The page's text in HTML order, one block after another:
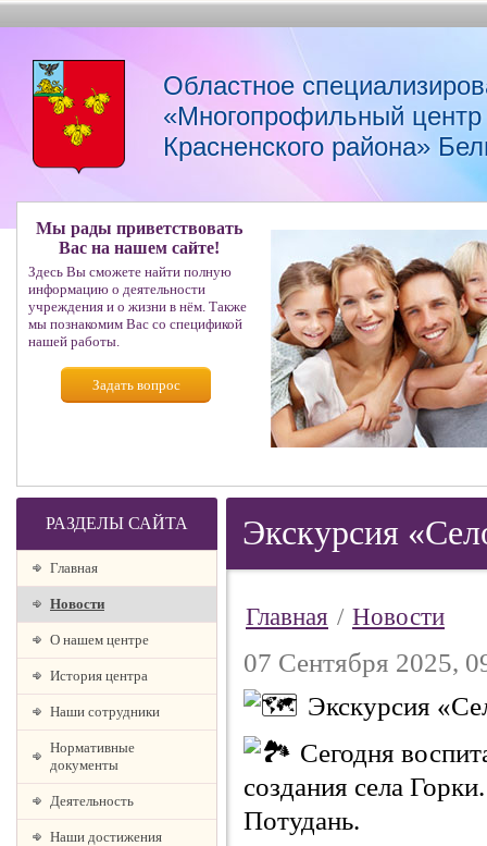
Областное
«Многопрофильный
Красненского района»
Мы рады приветствовать
Вас на нашем сайте!
Здесь Вы сможете найти полную
информацию о деятельности
учреждения и о жизни в нём. Также
мы познакомим Вас со спецификой
нашей работы.
Задать вопрос
РАЗДЕЛЫ САЙТА
Главная
Новости
О нашем центре
История центра
Наши сотрудники
Нормативные
документы
Деятельность
Наши достижения
Экскурсия
Главная / Новости
07 Сентября 2025,
Экскурсия
Сегодня
создания села
Потудань.